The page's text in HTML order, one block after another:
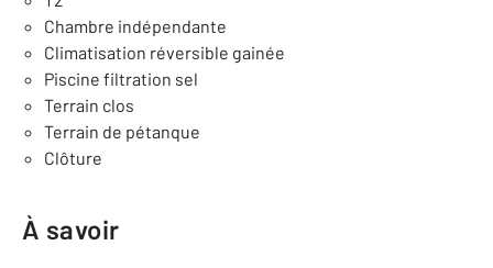
Chambre indépendante
Climatisation réversible gainée
Piscine filtration sel
Terrain clos
Terrain de pétanque
Clôture
À savoir